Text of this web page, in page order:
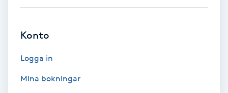
Barnklippning
BIAB
Blowout
Konto
Logga in
Mina bokningar